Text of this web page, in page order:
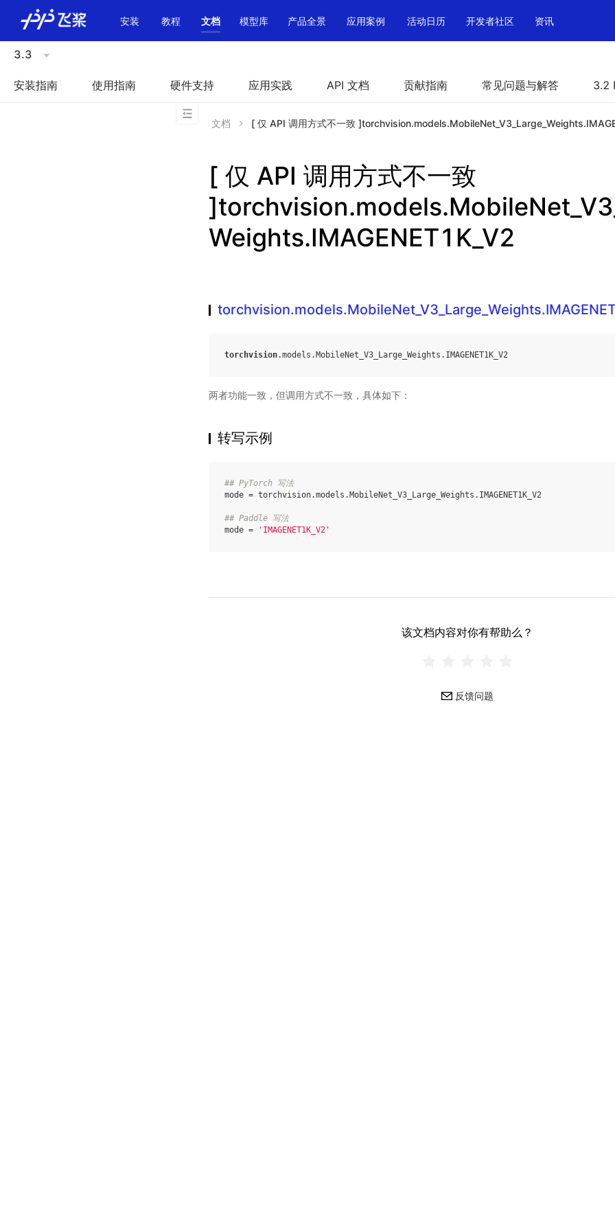
安装 教程 文档 模型库 产品全景 应用案例 活动日历 开发者社区 资讯
3.3
安装指南 使用指南 硬件支持 应用实践 API 文档 贡献指南 常见问题与解答 3.2
文档 [ 仅 API 调用方式不一致
[ 仅 API 调用方式不一致
Weights.IMAGENET1K_V2
torchvision.models . MobileNet_V3_Large_Weights . IMAGENET1K_V2
两者功能一致，但调用方式不一致，具体如下：
转写示例
## PyTorch 写法
mode = torchvision.models . MobileNet_V3_Large_Weights . IMAGENET1K_V2
## Paddle 写法
mode = 'IMAGENET1K_V2'
该文档内容对你有帮助么？
反馈问题